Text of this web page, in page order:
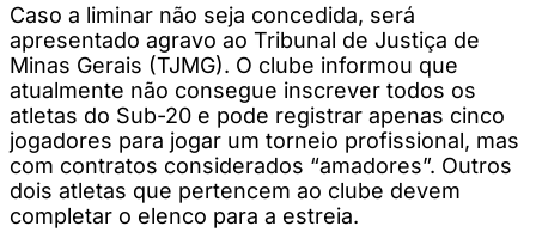
Caso a liminar não seja concedida, será
apresentado agravo ao Tribunal de Justiça de
Minas Gerais (TJMG). O clube informou que
atualmente não consegue inscrever todos os
atletas do Sub-20 e pode registrar apenas cinco
jogadores para jogar um torneio profissional, mas
com contratos considerados “amadores”. Outros
dois atletas que pertencem ao clube devem
completar o elenco para a estreia.